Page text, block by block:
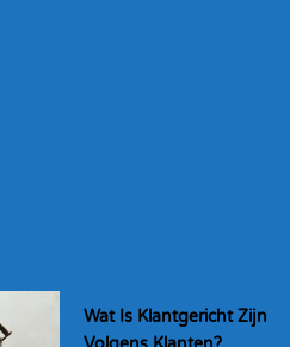
Wat Is Klantgericht Zijn